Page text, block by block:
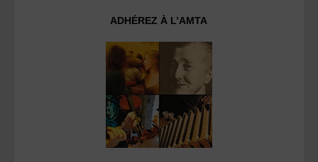
ADHÉREZ À L’AMTA